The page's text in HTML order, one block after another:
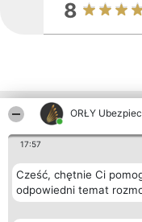
ORŁY
17:57
Cześć, chętnie Ci
odpowiedni temat
8
Inne firmy z
Organizator plebiscytu
Bright Side Solutions sp. z o.
o. sp. k.